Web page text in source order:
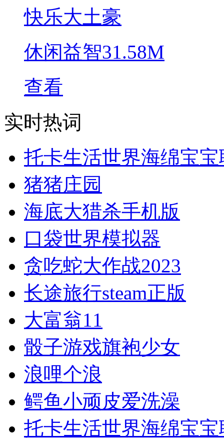
快乐大土豪
休闲益智31.58M
查看
实时热词
托卡生活世界海绵宝
猪猪庄园
海底大猎杀手机版
口袋世界模拟器
贪吃蛇大作战2023
长途旅行steam正版
大富翁11
骰子游戏旗袍少女
浪哩个浪
鳄鱼小顽皮爱洗澡
托卡生活世界海绵宝